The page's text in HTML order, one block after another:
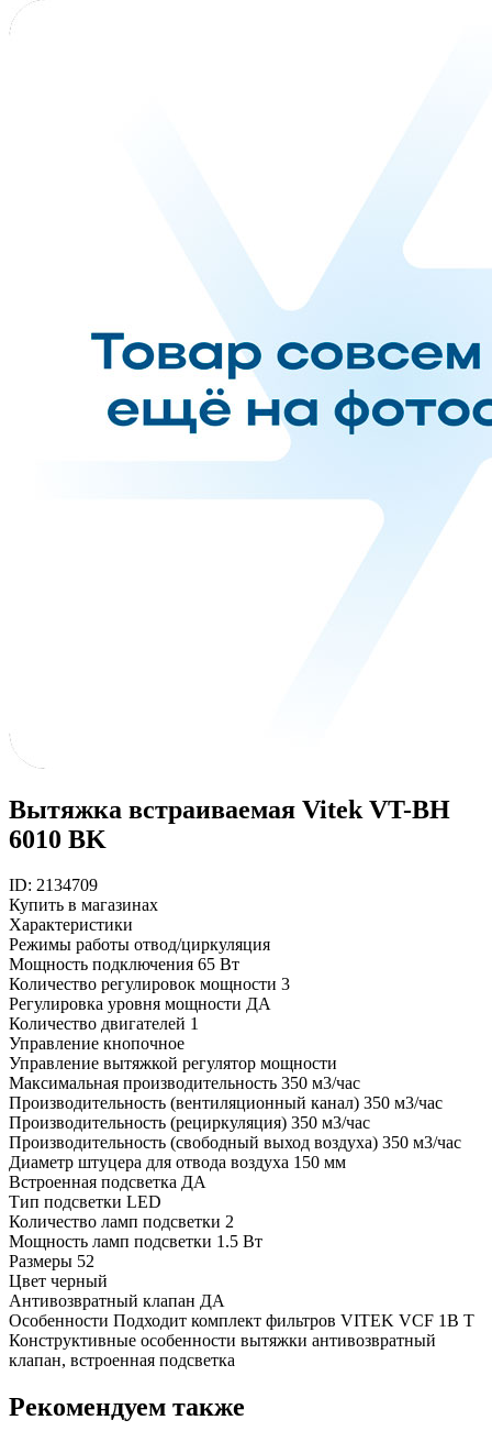
Вытяжка встраиваемая Vitek VT-BH
6010 BK
ID: 2134709
Купить в магазинах
Характеристики
Режимы работы отвод/циркуляция
Мощность подключения 65 Вт
Количество регулировок мощности 3
Регулировка уровня мощности ДА
Количество двигателей 1
Управление кнопочное
Управление вытяжкой регулятор мощности
Максимальная производительность 350 м3/час
Производительность (вентиляционный канал) 350 м3/час
Производительность (рециркуляция) 350 м3/час
Производительность (свободный выход воздуха) 350 м3/час
Диаметр штуцера для отвода воздуха 150 мм
Встроенная подсветка ДА
Тип подсветки LED
Количество ламп подсветки 2
Мощность ламп подсветки 1.5 Вт
Размеры 52
Цвет черный
Антивозвратный клапан ДА
Особенности Подходит комплект фильтров VITEK VCF 1B T
Конструктивные особенности вытяжки антивозвратный
клапан, встроенная подсветка
Рекомендуем также